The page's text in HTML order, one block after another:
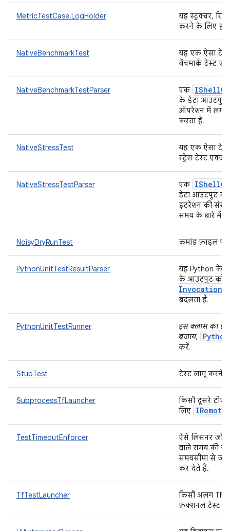
MetricTestCase.LogHolder
यह स्ट्रक्चर,
करने के लिए
NativeBenchmarkTest
यह एक ऐसा टेस्ट
बेंचमार्क टेस्ट
NativeBenchmarkTestParser एक IShell
के डेटा आउटपुट
ऑपरेशन में लगने
करता है.
NativeStressTest
यह एक ऐसा टेस्ट
स्ट्रेस टेस्ट
NativeStressTestParser एक IShell
डेटा आउटपुट को
इटरेशन की
समय के बारे में
NoisyDryRunTest कमांड फ़ाइल पर
PythonUnitTestResultParser
यह Python के
के आउटपुट को
Invocation
बदलता है.
PythonUnitTestRunner
इस क्लास का
बजाय,
करें.
StubTest टेस्ट लागू करने
SubprocessTfLauncher
किसी दूसरे
लिए IRemote
TestTimeoutEnforcer
ऐसे लिसनर जो
वाले समय की
समयसीमा से
कर देते हैं.
TfTestLauncher
किसी अलग TF
फ़ंक्शनल टेस्ट